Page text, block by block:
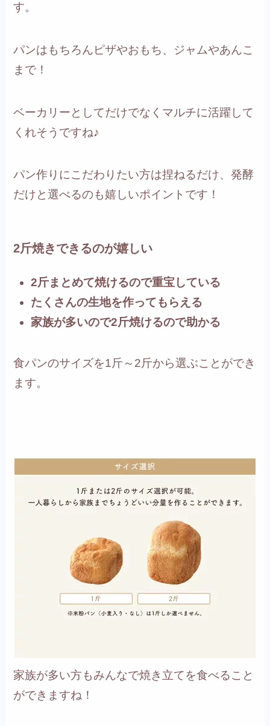
す。
パンはもちろんピザやおもち、ジャムやあんこ
まで！
ベーカリーとしてだけでなくマルチに活躍して
くれそうですね♪
パン作りにこだわりたい方は捏ねるだけ、発酵
だけと選べるのも嬉しいポイントです！
2斤焼きできるのが嬉しい
2斤まとめて焼けるので重宝している
たくさんの生地を作ってもらえる
家族が多いので2斤焼けるので助かる
食パンのサイズを1斤～2斤から選ぶことができ
ます。
家族が多い方もみんなで焼き立てを食べること
ができますね！